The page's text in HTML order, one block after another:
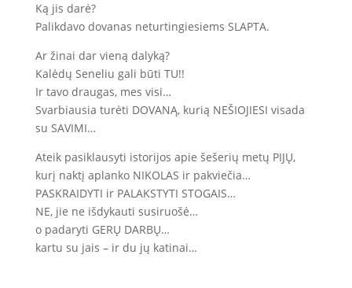
Ką jis darė?
Palikdavo dovanas neturtingiesiems SLAPTA.
Ar žinai dar vieną dalyką?
Kalėdų Seneliu gali būti TU!!
Ir tavo draugas, mes visi…
Svarbiausia turėti DOVANĄ, kurią NEŠIOJIESI visada
su SAVIMI…
Ateik pasiklausyti istorijos apie šešerių metų PIJŲ,
kurį naktį aplanko NIKOLAS ir pakviečia…
PASKRAIDYTI ir PALAKSTYTI STOGAIS…
NE, jie ne išdykauti susiruošė…
o padaryti GERŲ DARBŲ…
kartu su jais – ir du jų katinai…